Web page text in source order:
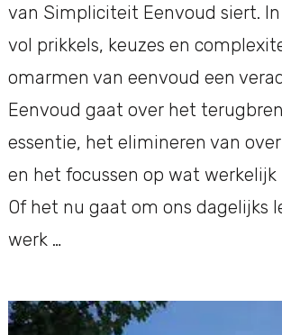
van Simpliciteit Eenvoud siert.
vol prikkels, keuzes en
omarmen van eenvoud een
Eenvoud gaat over het
essentie, het elimineren van
en het focussen op wat werkelijk
Of het nu gaat om ons dagelijks
werk …